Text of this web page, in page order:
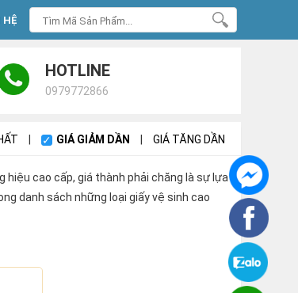
HỆ
HOTLINE
0979772866
GIÁ GIẢM DẦN GIÁ TĂNG DẦN
hiệu cao cấp, giá thành phải chăng là sự lựa
danh sách những loại giấy vệ sinh cao